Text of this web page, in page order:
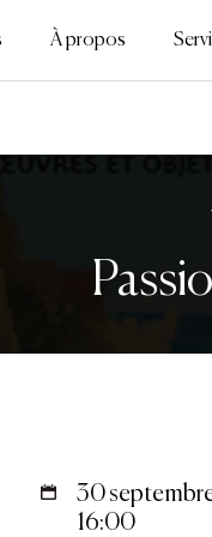
À propos
30
16:00